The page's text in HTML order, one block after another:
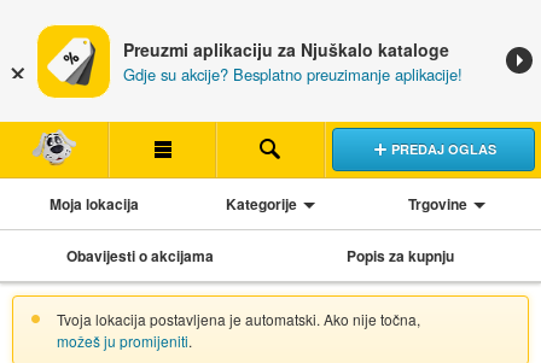
Preuzmi aplikaciju za Njuškalo kataloge
Gdje su akcije? Besplatno preuzimanje aplikacije!
PREDAJ OGLAS
Moja lokacija Kategorije Trgovine
Obavijesti o akcijama Popis za kupnju
Tvoja lokacija postavljena je automatski. Ako nije točna,
možeš ju promijeniti.